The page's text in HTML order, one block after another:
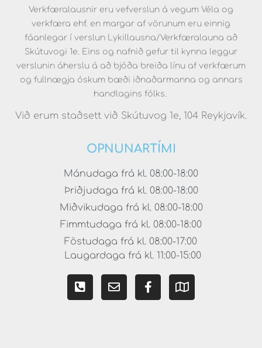
Verkfæralausnir eru vefverslun á vegum Véla og
verkfæra ehf. en margar af vörunum eru einnig
fáanlegar í verslun Lykillausna/Verkfæralauna að
Skútuvogi 1e. Eins og nafnið gefur til kynna leggur
verslunin áherslu á að bjóða breiða línu af verkfærum
og fullnægja óskum bæði iðnaðarmanna og annars
handlagins fólks.
Við erum staðsett við Skútuvog 1e, 104 Reykjavík.
OPNUNARTÍMI
Mánudaga frá kl. 08:00-18:00
Þriðjudaga frá kl. 08:00-18:00
Miðvikudaga frá kl. 08:00-18:00
Fimmtudaga frá kl. 08:00-18:00
Föstudaga frá kl. 08:00-17:00
Laugardaga frá kl. 11:00-15:00